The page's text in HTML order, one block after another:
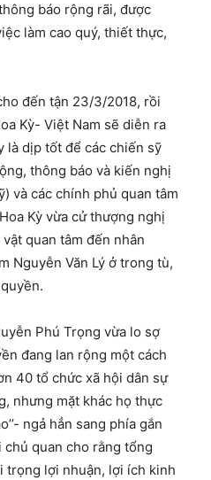
báo rộng rãi, được
làm cao quý, thiết thực,
đến tận 23/3/2018, rồi
Kỳ- Việt Nam sẽ diễn ra
là dịp tốt để các chiến sỹ
thông báo và kiến nghị
và các chính phủ quan tâm
Kỳ vừa cử thượng nghị
quan tâm đến nhân
Nguyễn Văn Lý ở trong tù,
Phú Trọng vừa lo sợ
đang lan rộng một cách
40 tổ chức xã hội dân sự
nhưng mặt khác họ thực
ngả hẳn sang phía gắn
quan cho rằng tổng
trọng lợi nhuận, lợi ích kinh